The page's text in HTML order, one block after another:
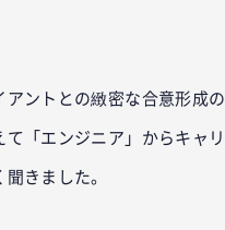
ントとの緻密な合意形成の
「エンジニア」からキャリ
きました。